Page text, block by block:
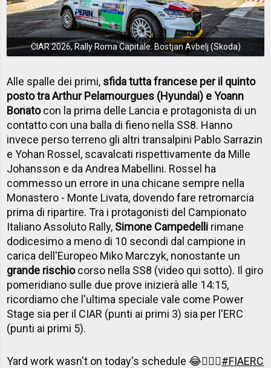
CIAR 2026, Rally Roma Capitale: Bostjan Avbelj (Skoda)
Alle spalle dei primi, sfida tutta francese per il quinto
posto tra Arthur Pelamourgues (Hyundai) e Yoann
Bonatocon la prima delle Lancia e protagonista di un
contatto con una balla di fieno nella SS8. Hanno
invece perso terreno gli altri transalpini Pablo Sarrazin
e Yohan Rossel, scavalcati rispettivamente da Mille
Johansson e da Andrea Mabellini. Rossel ha
commesso un errore in una chicane sempre nella
Monastero - Monte Livata, dovendo fare retromarcia
prima di ripartire. Tra i protagonisti del Campionato
Italiano Assoluto Rally, Simone Campedelli rimane
dodicesimo a meno di 10 secondi dal campione in
carica dell'Europeo Miko Marczyk, nonostante un
grande rischiocorso nella SS8 (video qui sotto). Il giro
pomeridiano sulle due prove inizierà alle 14:15,
ricordiamo che l'ultima speciale vale come Power
Stage sia per il CIAR (punti ai primi 3) sia per l'ERC
(punti ai primi 5).
Yard work wasn't on today's schedule 😂🤷🏻‍♂️#FIAERC